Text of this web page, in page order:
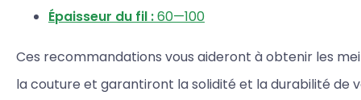
Épaisseur du fil :60—100
Ces recommandations vous aideront à obtenir les
la couture et garantiront la solidité et la durabilité de